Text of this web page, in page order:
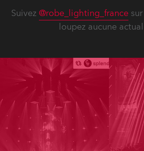
Suivez @robe_lighting_francesur
loupez aucune